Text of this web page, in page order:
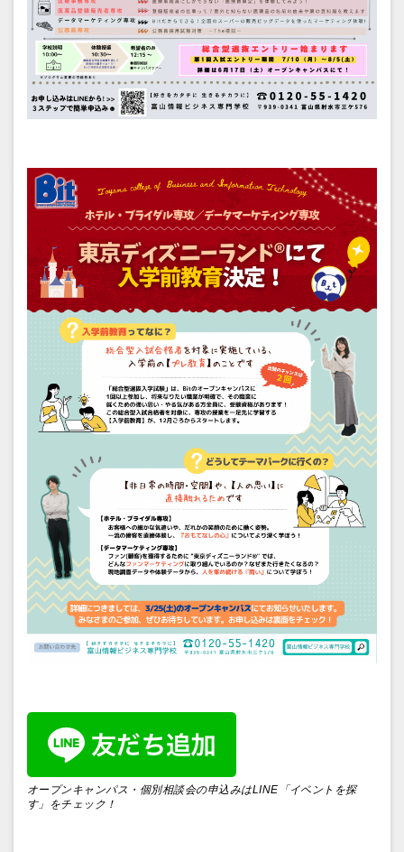
オープンキャンパス・個別相談会の申込みはLINE「イベントを探
す」をチェック！